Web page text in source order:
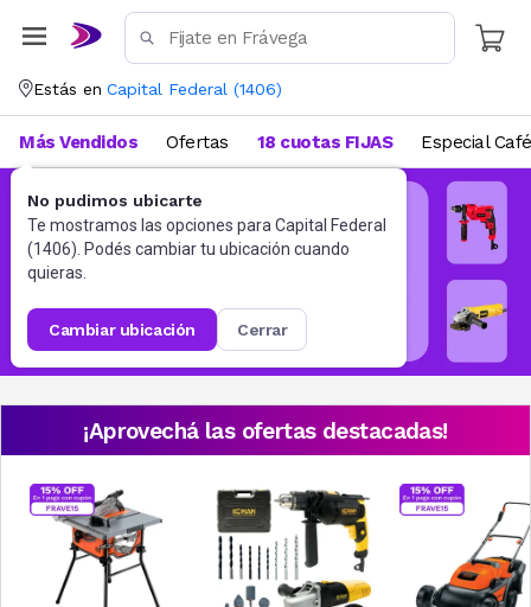
Estás en Capital Federal (1406)
No pudimos ubicarte
Te mostramos las opciones para Capital Federal
(1406). Podés cambiar tu ubicación cuando
quieras.
cambiar ubicación cerrar
Más Vendidos Ofertas 18 cuotas FIJAS Especial Café
¡Aprovechá las ofertas destacadas!